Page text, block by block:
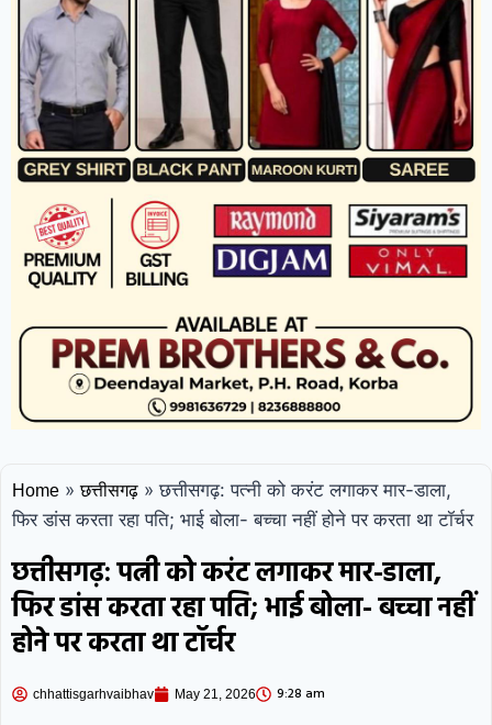
Home » छत्तीसगढ़ » छत्तीसगढ़: पत्नी को करंट लगाकर मार-डाला,
फिर डांस करता रहा पति; भाई बोला- बच्चा नहीं होने पर करता था टॉर्चर
छत्तीसगढ़: पत्नी को करंट लगाकर मार-डाला,
फिर डांस करता रहा पति; भाई बोला- बच्चा नहीं
होने पर करता था टॉर्चर
chhattisgarhvaibhav May 21, 2026 9:28 am